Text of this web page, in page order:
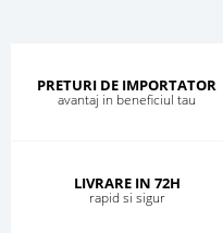
PRETURI DE IMPORTATOR
avantaj in beneficiul tau
LIVRARE IN 72H
rapid si sigur